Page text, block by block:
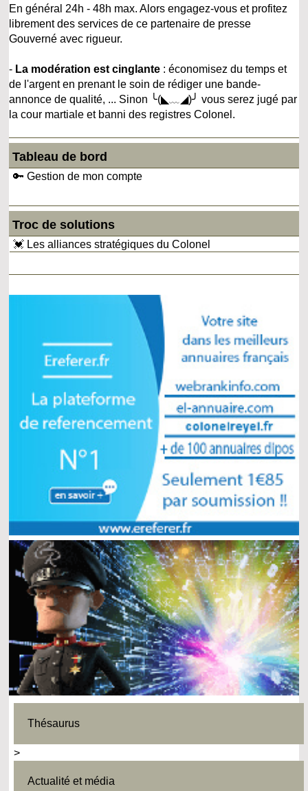
En général 24h - 48h max. Alors engagez-vous et profitez
librement des services de ce partenaire de presse
Gouverné avec rigueur.
- La modération est cinglante : économisez du temps et
de l'argent en prenant le soin de rédiger une bande-
annonce de qualité, ... Sinon ╰(◣﹏◢)╯ vous serez jugé par
la cour martiale et banni des registres Colonel.
Tableau de bord
🔑 Gestion de mon compte
Troc de solutions
💓 Les alliances stratégiques du Colonel
Thésaurus
>
Actualité et média